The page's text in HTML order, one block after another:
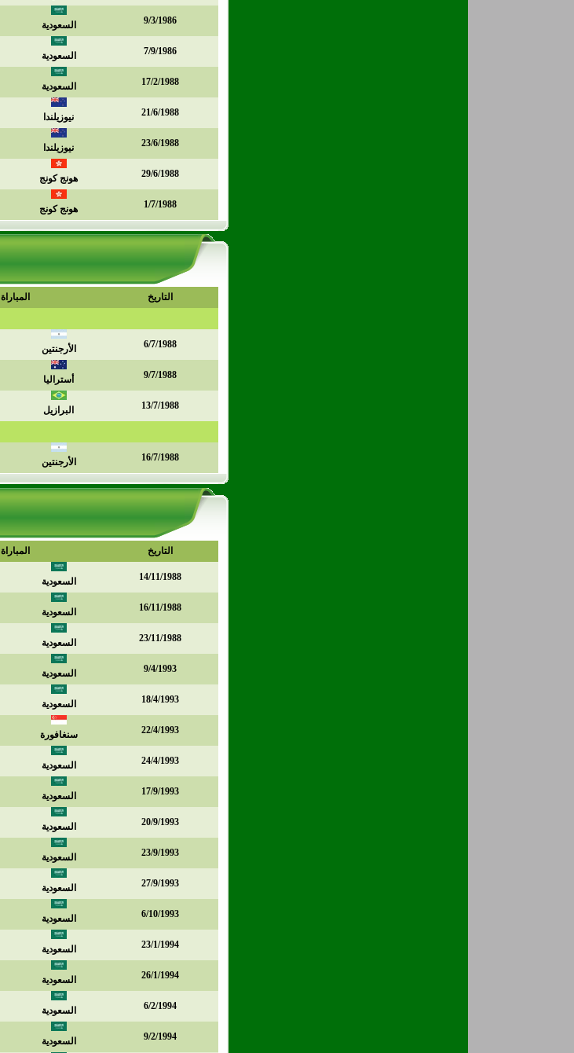
9/3/1986 السعودية
7/9/1986 السعودية
17/2/1988 السعودية
21/6/1988 نيوزيلندا
23/6/1988 نيوزيلندا
29/6/1988 هونج كونج
1/7/1988 هونج كونج
التاريخ المباراة
6/7/1988 الأرجنتين
9/7/1988 أستراليا
13/7/1988 البرازيل
16/7/1988 الأرجنتين
التاريخ المباراة
14/11/1988 السعودية
16/11/1988 السعودية
23/11/1988 السعودية
9/4/1993 السعودية
18/4/1993 السعودية
22/4/1993 سنغافورة
24/4/1993 السعودية
17/9/1993 السعودية
20/9/1993 السعودية
23/9/1993 السعودية
27/9/1993 السعودية
6/10/1993 السعودية
23/1/1994 السعودية
26/1/1994 السعودية
6/2/1994 السعودية
9/2/1994 السعودية